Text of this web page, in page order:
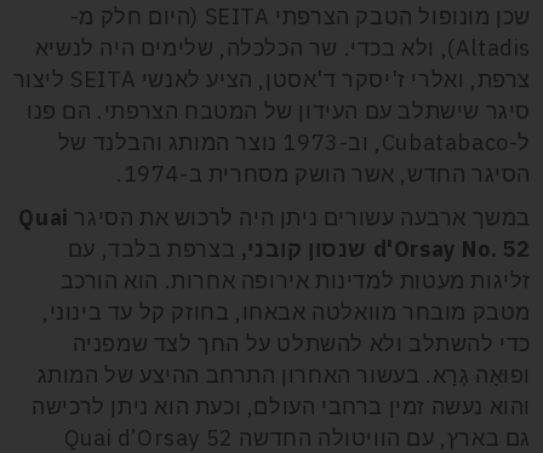
שכן מונופול הטבק הצרפתי SEITA (היום חלק מ-
Altadis), ולא בכדי. שר הכלכלה, שלימים היה לנשיא
צרפת, ואלרי ז'יסקר ד'אסטן, הציע לאנשי SEITA ליצור
סיגר שישתלב עם העידון של המטבח הצרפתי. הם פנו
ל-Cubatabaco, וב-1973 נוצר המותג והבלנד של
הסיגר החדש, אשר הושק מסחרית ב-1974.
במשך ארבעה עשורים ניתן היה לרכוש את הסיגר Quai
d'Orsay No. 52 שנסון קובני,
בצרפת בלבד, עם
זליגות מעטות למדינות אירופה אחרות. הוא הורכב
מטבק מובחר מוואלטה אבאחו, בחוזק קל עד בינוני,
כדי להשתלב ולא להשתלט על החך לצד שמפניה
ופוּאָה גְרָא. בעשור האחרון התרחב ההיצע של המותג
והוא נעשה זמין ברחבי העולם, וכעת הוא ניתן לרכישה
גם בארץ, עם הוויטולה החדשה Quai d’Orsay 52